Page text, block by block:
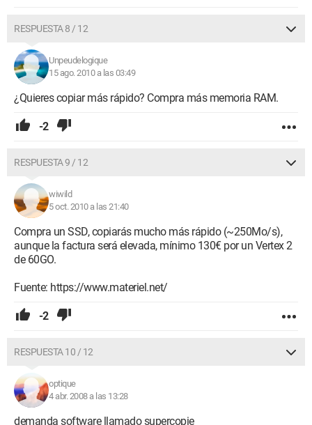
RESPUESTA 8 / 12
Unpeudelogique
15 ago. 2010 a las 03:49
¿Quieres copiar más rápido? Compra más memoria RAM.
-2
RESPUESTA 9 / 12
wiwild
5 oct. 2010 a las 21:40
Compra un SSD, copiarás mucho más rápido (~250Mo/s),
aunque la factura será elevada, mínimo 130€ por un Vertex 2
de 60GO.
Fuente: https://www.materiel.net/
-2
RESPUESTA 10 / 12
optique
4 abr. 2008 a las 13:28
demanda software llamado supercopie